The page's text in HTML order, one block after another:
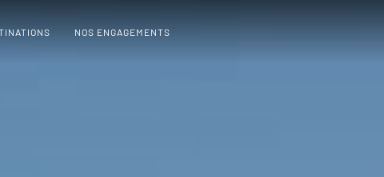
NOS ENGAGEMENTS